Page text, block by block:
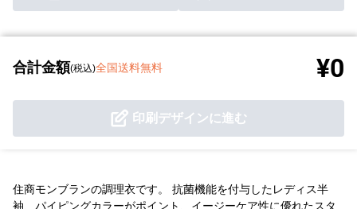
合計金額(税込)全国送料無料 ¥0
印刷デザインに進む
住商モンブランの調理衣です。 抗菌機能を付与したレディス半
袖、パイピングカラーがポイント、イージーケア性に優れたスタ